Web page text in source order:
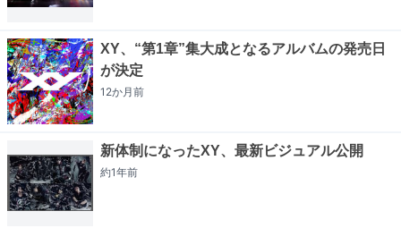
XY、“第1章”集大成となるアルバムの発売日
が決定
12か月前
新体制になったXY、最新ビジュアル公開
約1年前